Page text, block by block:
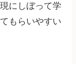
にしぼって学
もらいやすい